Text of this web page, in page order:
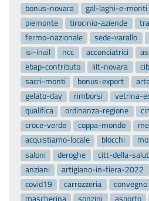
bonus-novara
gal-laghi-e-monti
piemonte
tirocinio-aziende
fermo-nazionale
sede-varallo
isi-inail
ncc acconciatrici
ebap-contributo
lilt-novara
sacri-monti
bonus-export
gelato-day
rimborsi
vetrina-
qualifica
ordinanza-regione
croce-verde
coppa-mondo
acquistiamo-locale
blocchi
saloni
deroghe citt-della-
anziani
artigiano-in-fiera-2022
covid19
carrozzeria convegno
mascherina
sonzini asporto